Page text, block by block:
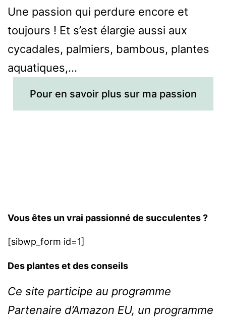
Une passion qui perdure encore et
toujours ! Et s’est élargie aussi aux
cycadales, palmiers, bambous, plantes
aquatiques,…
Pour en savoir plus sur ma passion
Vous êtes un vrai passionné de succulentes ?
[sibwp_form id=1]
Des plantes et des conseils
Ce site participe au programme
Partenaire d’Amazon EU, un programme